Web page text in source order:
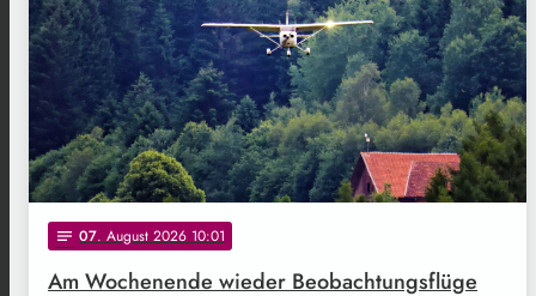
notes 07. August 2026 10:01
Am Wochenende wieder Beobachtungsflüge